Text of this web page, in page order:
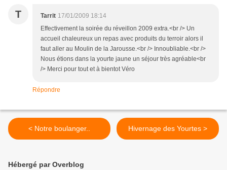
T Tarrit 17/01/2009 18:14
Effectivement la soirée du réveillon 2009 extra.<br /> Un
accueil chaleureux un repas avec produits du terroir alors il
faut aller au Moulin de la Jarousse.<br /> Innoubliable.<br />
Nous étions dans la yourte jaune un séjour très agréable<br
/> Merci pour tout et à bientot Véro
Répondre
< Notre boulanger.. Hivernage des Yourtes >
Hébergé par Overblog